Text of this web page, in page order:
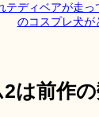
テディベアが走
のコスプレ犬が
は前作